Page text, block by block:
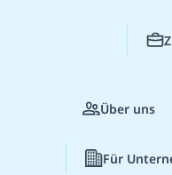
Über uns
Für